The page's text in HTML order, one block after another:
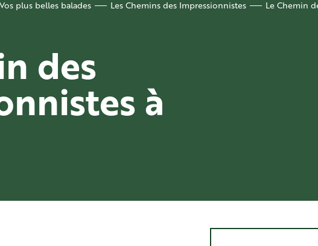
Vos plus belles balades Les Chemins des Impressionnistes Le Chemin
des
à